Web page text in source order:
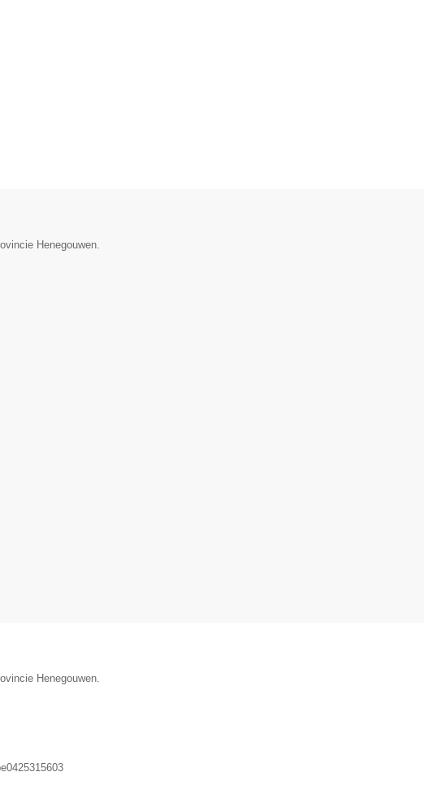
Henegouwen.
Henegouwen.